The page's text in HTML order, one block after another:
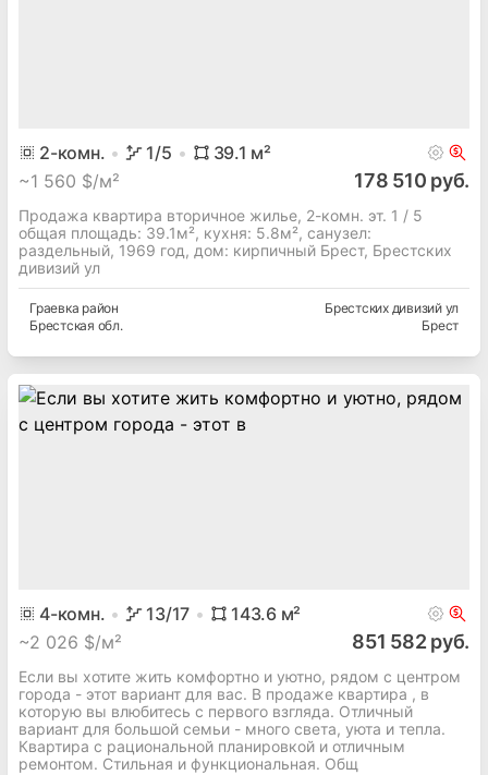
2-комн. 1/5 39.1 м²
~1 560 $/м² 178 510 руб.
Продажа квартира вторичное жилье, 2-комн. эт. 1 / 5
общая площадь: 39.1м², кухня: 5.8м², cанузел:
раздельный, 1969 год, дом: кирпичный Брест, Брестских
дивизий ул
Граевка район
Брестская обл.
Брестских дивизий ул
Брест
4-комн. 13/17 143.6м²
~2 026 $/м² 851 582 руб.
Если вы хотите жить комфортно и уютно, рядом с центром
города - этот вариант для вас. В продаже квартира , в
которую вы влюбитесь с первого взгляда. Отличный
вариант для большой семьи - много света, уюта и тепла.
Квартира с рациональной планировкой и отличным
ремонтом. Стильная и функциональная. Общ